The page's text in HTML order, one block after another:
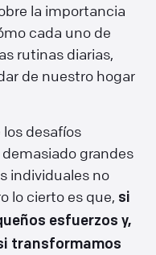
la importancia
cada uno de
rutinas diarias,
de nuestro hogar
desafíos
grandes
individuales no
lo cierto es que, si
esfuerzos y,
transformamos